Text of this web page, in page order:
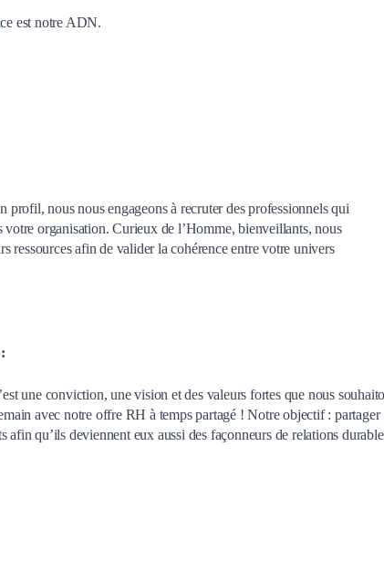
est notre ADN.
nous nous engageons à recruter des professionnels qui
organisation. Curieux de l’Homme, bienveillants, nous
ressources afin de valider la cohérence entre votre univers
une conviction, une vision et des valeurs fortes que nous
avec notre offre RH à temps partagé ! Notre objectif : partager
afin qu’ils deviennent eux aussi des façonneurs de relations